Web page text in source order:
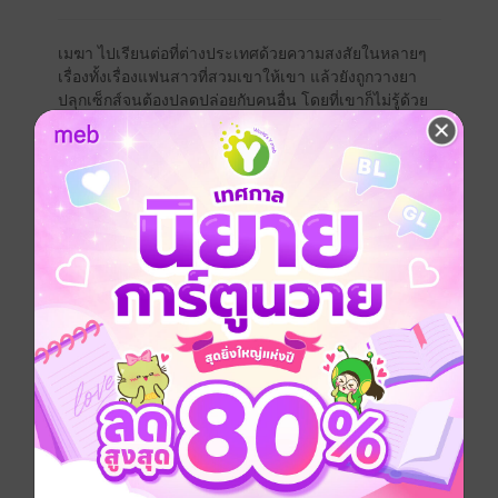
เมฆา ไปเรียนต่อที่ต่างประเทศด้วยความสงสัยในหลายๆ
เรื่องทั้งเรื่องแฟนสาวที่สวมเขาให้เขา แล้วยังถูกวางยา
ปลุกเซ็กส์จนต้องปลดปล่อยกับคนอื่น โดยที่เขาก็ไม่รู้ด้วย
ซ้ำว่าผู้หญิงคนนั้นเป็นใคร
เขาไปเรียนด้วยหัวใจที่ชอกช้ำและทำให้ไม่อยากกลับมา
เมืองไทย แต่จู่ ๆ พ่อก็โทรตามกลับมาให้แต่งงาน ไม่อย่าง
นั้นจะตัดขาดกับเขา แล้วผู้หญิงคนนั้นก็คือเพียงดาว คนที่
คอยขัดขวางความรักเขามาตลอด แถมยังใจแตก ท้องไม่มี
พ่อทั้งทียังเรียนไม่จบ....อยากให้แต่ง เขาก็จะแต่ง แต่เขา
ไม่มีทางที่จะแต่งงานในนามเหมือนพวกพระเอกในนิยาย
หรอกนะ
“ผู้ชายน่ะถ้าเวลามันอยากขึ้นมา ไม่ต้องรักมันก็เอาได้ทุก
คนนั่นล่ะ และฉันจะไม่ทนอดอยากแล้วไม่ได้เอาถึงสองปี
หรอกนะ ฉันมันพวกชอบ มีเซ็กส์ซะด้วยสิ ในเมื่อทุกคน
บังคับให้ฉันต้องอยู่กับเธอสองปี ฉะนั้นสองปีนี้เธอก็ต้องทำ
หน้าที่เมียให้สมบูรณ์ ทั้งในบ้าน นอกบ้าน และบนเตียง
เข้าใจไหม” เมฆาพูดยิ้มๆ เขาพอใจมากที่เห็นสีหน้า
ซีดเซียวของเพียงดาว
เพียงดาว หญิงสาวที่มีความรักเต็มเปี่ยมให้กับเมฆา แม้ว่า